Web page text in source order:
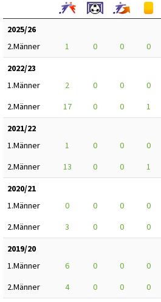
2025/26
2.Männer
1 0 0 0
2022/23
1.Männer
2 0 0 0
2.Männer
17 0 0 1
2021/22
1.Männer
1 0 0 0
2.Männer
13 0 0 1
2020/21
1.Männer
0 0 0 0
2.Männer
3 0 0 0
2019/20
1.Männer
6 0 0 0
2.Männer
4 0 0 0